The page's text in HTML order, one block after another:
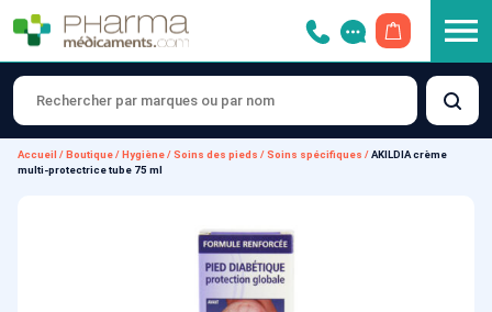
Accueil / Boutique/ Hygiène/Soins des pieds /Soins spécifiques /AKILDIA crème
multi-protectrice tube 75 ml